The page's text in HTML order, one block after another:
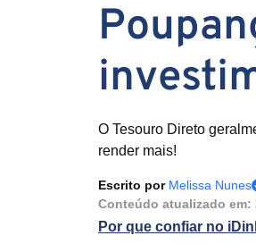
O Tesouro Direto
render mais!
Escrito por Melissa Nunes
Conteúdo atualizado em:
Por que confiar no